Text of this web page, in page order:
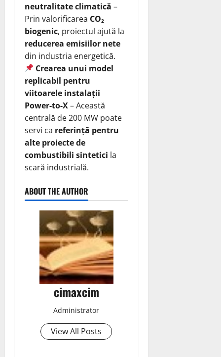
neutralitate climatică –
Prin valorificarea CO₂
biogenic, proiectul ajută la
reducerea emisiilor nete
din industria energetică.
Crearea unui model
replicabil pentru
viitoarele instalații
Power-to-X– Această
centrală de 200 MW poate
servi ca referință pentru
alte proiecte de
combustibili sintetici la
scară industrială.
ABOUT THE AUTHOR
cimaxcim
Administrator
View All Posts